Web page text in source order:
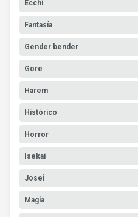
Ecchi
Fantasía
Gender bender
Gore
Harem
Histórico
Horror
Isekai
Josei
Magia